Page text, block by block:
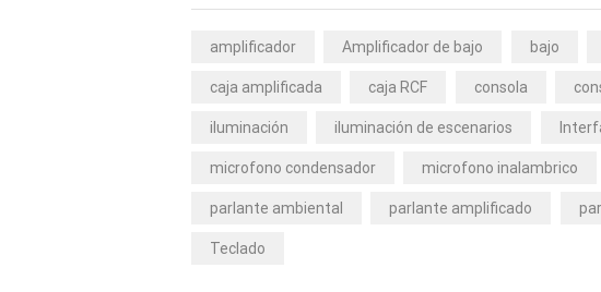
amplificador Amplificador de bajo bajo
caja amplificada caja RCF consola
iluminación iluminación de escenarios
microfono condensador microfono inalambrico
parlante ambiental parlante amplificado
Teclado